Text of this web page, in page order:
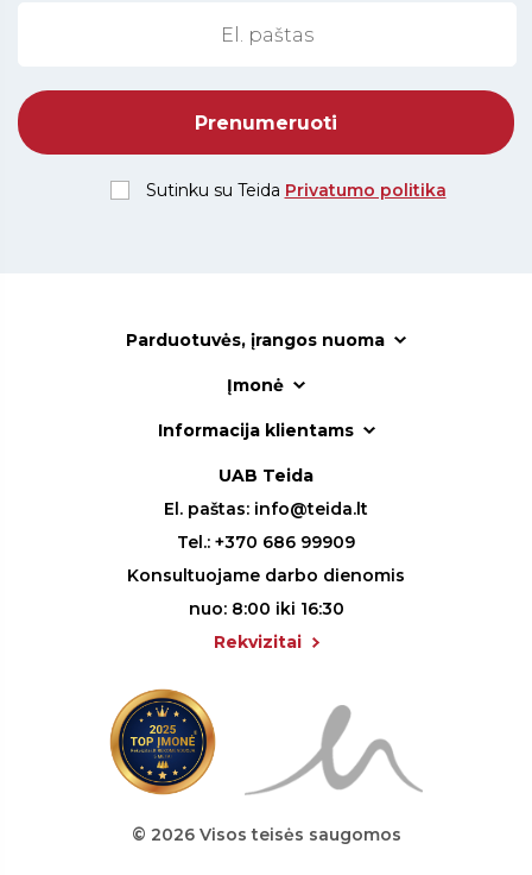
Sutinku su Teida Privatumo politika
Parduotuvės, įrangos nuoma
Įmonė
Informacija klientams
UAB Teida
El. paštas: info@teida.lt
Tel.: +370 686 99909
Konsultuojame darbo dienomis
nuo: 8:00 iki 16:30
Rekvizitai
© 2026 Visos teisės saugomos